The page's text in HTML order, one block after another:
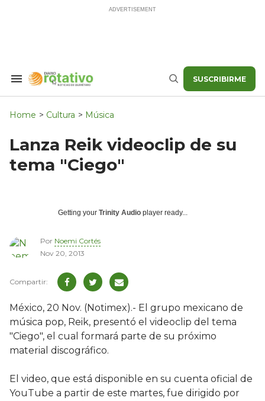
Search
Navigation
Buscar SUSCRIBIRME
Home > Cultura > Música
Lanza Reik videoclip de su
tema "Ciego"
Getting your Trinity Audio player ready...
Por Noemi Cortés
Nov 20, 2013
México, 20 Nov. (Notimex).- El grupo mexicano de
música pop, Reik, presentó el videoclip del tema
"Ciego", el cual formará parte de su próximo
material discográfico.
El video, que está disponible en su cuenta oficial de
YouTube a partir de este martes, fue dirigido por